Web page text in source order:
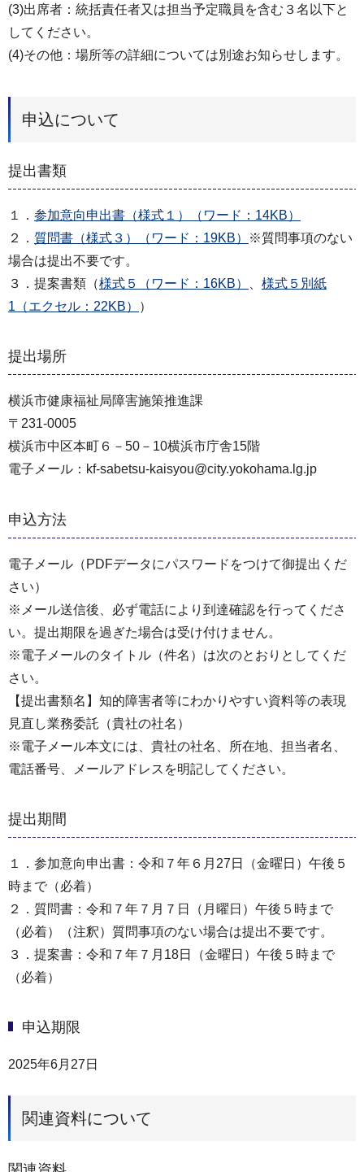
(3)出席者：統括責任者又は担当予定職員を含む３名以下と
してください。
(4)その他：場所等の詳細については別途お知らせします。
申込について
提出書類
１． 参加意向申出書（様式１）（ワード：14KB）
２． 質問書（様式３）（ワード：19KB）
※質問事項のない
場合は提出不要です。
３．提案書類（様式５（ワード：16KB）
様式５別紙
1（エクセル：22KB）
）
提出場所
横浜市健康福祉局障害施策推進課
〒231-0005
横浜市中区本町６－50－10横浜市庁舎15階
電子メール：kf-sabetsu-kaisyou@city.yokohama.lg.jp
申込方法
電子メール（PDFデータにパスワードをつけて御提出くだ
さい）
※メール送信後、必ず電話により到達確認を行ってくださ
い。提出期限を過ぎた場合は受け付けません。
※電子メールのタイトル（件名）は次のとおりとしてくだ
さい。
【提出書類名】知的障害者等にわかりやすい資料等の表現
見直し業務委託（貴社の社名）
※電子メール本文には、貴社の社名、所在地、担当者名、
電話番号、メールアドレスを明記してください。
提出期間
１．参加意向申出書：令和７年６月27日（金曜日）午後５
時まで（必着）
２．質問書：令和７年７月７日（月曜日）午後５時まで
（必着）（注釈）質問事項のない場合は提出不要です。
３．提案書：令和７年７月18日（金曜日）午後５時まで
（必着）
申込期限
2025年6月27日
関連資料について